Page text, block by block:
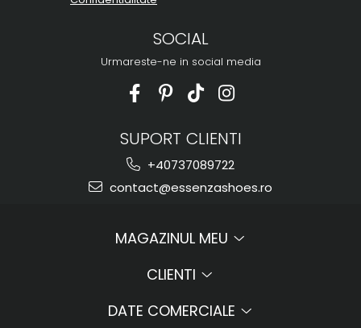
SOCIAL
Urmareste-ne in social media
SUPORT CLIENTI
+40737089722
contact@essenzashoes.ro
MAGAZINUL MEU
CLIENTI
DATE COMERCIALE